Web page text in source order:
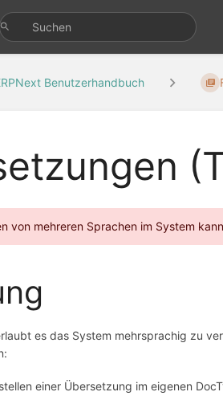
Benutzerhandbuch
von mehreren Sprachen im System
es das System mehrsprachig zu
einer Übersetzung im eigenen